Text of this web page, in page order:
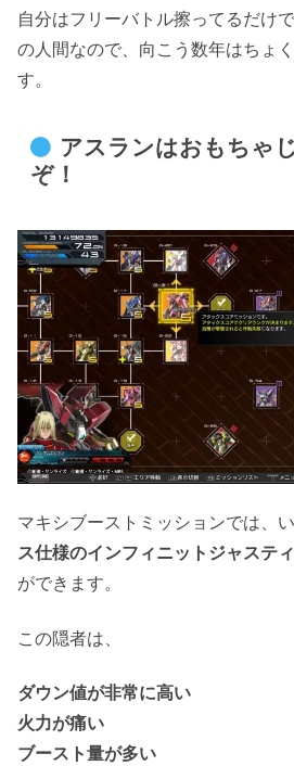
自分はフリーバトル擦ってるだけ
の人間なので、向こう数年はちょ
す。
アスランはおもちゃ
ぞ！
マキシブーストミッションでは、
ス仕様のインフィニットジャスティ
ができます。
この隠者は、
ダウン値が非常に高い
火力が痛い
ブースト量が多い